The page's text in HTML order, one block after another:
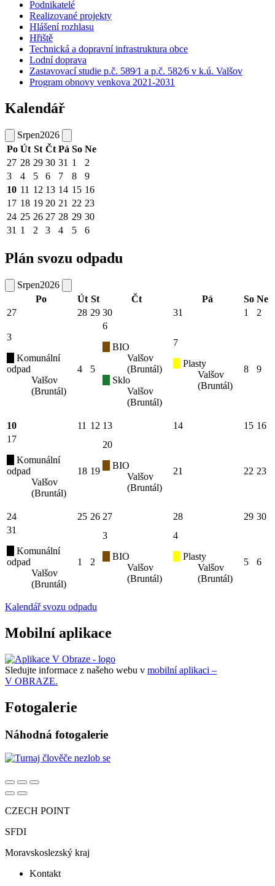
Podnikatelé
Realizované projekty
Hlášení rozhlasu
Hřiště
Technická a dopravní infrastruktura obce
Lodní doprava
Zastavovací studie p.č. 589⁄1 a p.č. 582⁄6 v k.ú. Valšov
Program obnovy venkova 2021-2031
Kalendář
Srpen2026
Po Út St Čt Pá So Ne
27 28 29 30 31 1
2
3
4 5 6 7 8
9
10 11 12 13 14 15 16
17 18 19 20 21 22 23
24 25 26 27 28 29 30
31 1 2 3 4 5 6
Plán svozu odpadu
Srpen2026
Po
Út St Čt Pá So Ne
27
28 29 30 31 1 2
3
Komunální
odpad
Valšov
(Bruntál)
4 5
6
BIO
Valšov
(Bruntál)
Sklo
Valšov
(Bruntál)
7
Plasty
Valšov
(Bruntál)
8 9
10 11 12 13 14 15 16
17
Komunální
odpad
Valšov
(Bruntál)
18 19
20
BIO
Valšov
(Bruntál)
21 22 23
24 25 26 27 28 29 30
31
Komunální
odpad
Valšov
(Bruntál)
1 2
3
BIO
Valšov
(Bruntál)
4
Plasty
Valšov
(Bruntál)
5 6
Kalendář svozu odpadu
Mobilní aplikace
Sledujte informace z našeho webu v mobilní aplikaci –
V OBRAZE.
Fotogalerie
Náhodná fotogalerie
CZECH POINT
SFDI
Moravskoslezský kraj
Kontakt